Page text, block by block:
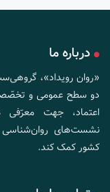
درباره ما
«روان رویداد»،
دو سطح عمومی و
اعتماد، جهت معرّفی
نشست‌های روان‌شناسی
کشور کمک کند.